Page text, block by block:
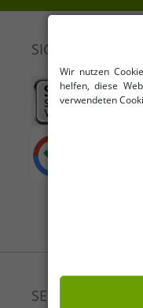
SICHER
SERVICE
Wir nutzen
helfen, diese
verwendeten